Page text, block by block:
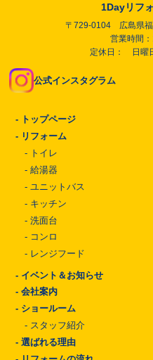
1Dayリフ
〒729-0104 広島県福
営業時間
定休日： 日曜
公式インスタグラム
- トップページ
- リフォーム
- トイレ
- 給湯器
- ユニットバス
- キッチン
- 洗面台
- コンロ
- レンジフード
- イベント＆お知らせ
- 会社案内
- ショールーム
- スタッフ紹介
- 選ばれる理由